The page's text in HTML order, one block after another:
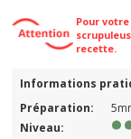
Pour
recette.
Informations
Préparation:
Niveau: